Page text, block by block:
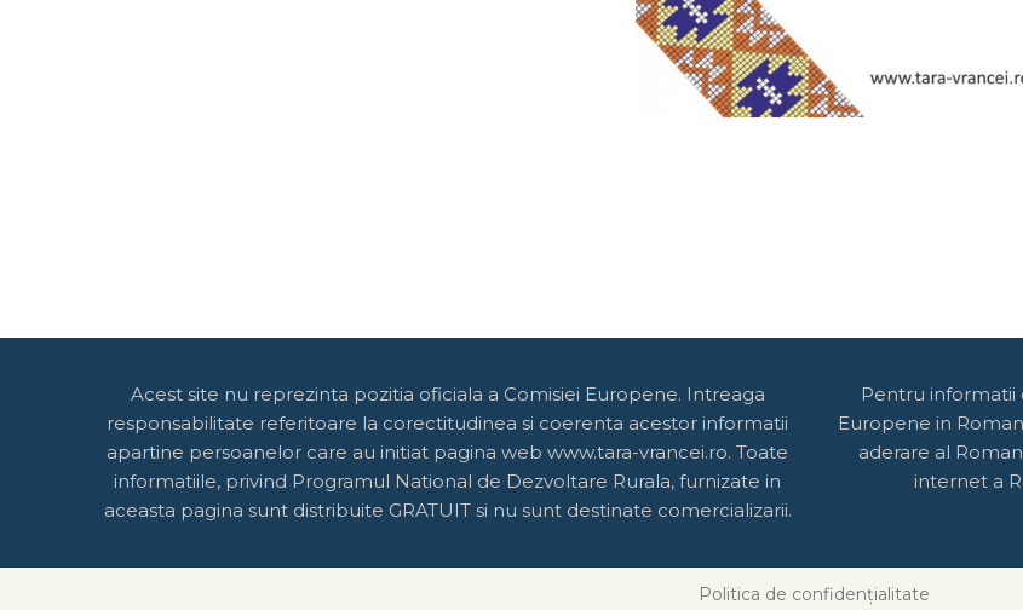
Acest site nu reprezinta pozitia oficiala a Comisiei Europene. Intreaga
responsabilitate referitoare la corectitudinea si coerenta acestor informatii
apartine persoanelor care au initiat pagina web www.tara-vrancei.ro. Toate
informatiile, privind Programul National de Dezvoltare Rurala, furnizate in
aceasta pagina sunt distribuite GRATUIT si nu sunt destinate comercializarii.
Pentru informatii
Europene in
aderare al
internet a
Politica de confidențialitate